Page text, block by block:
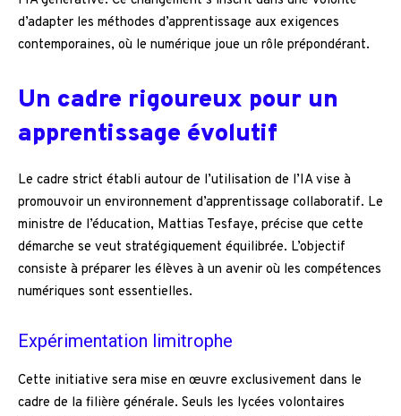
d’adapter les méthodes d’apprentissage aux exigences
contemporaines, où le numérique joue un rôle prépondérant.
Un cadre rigoureux pour un
apprentissage évolutif
Le cadre strict établi autour de l’utilisation de l’IA vise à
promouvoir un environnement d’apprentissage collaboratif. Le
ministre de l’éducation, Mattias Tesfaye, précise que cette
démarche se veut stratégiquement équilibrée. L’objectif
consiste à préparer les élèves à un avenir où les compétences
numériques sont essentielles.
Expérimentation limitrophe
Cette initiative sera mise en œuvre exclusivement dans le
cadre de la filière générale. Seuls les lycées volontaires